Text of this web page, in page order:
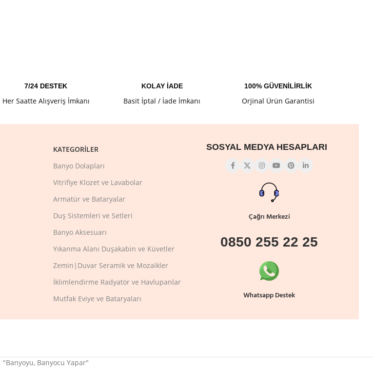
7/24 DESTEK
Her Saatte Alışveriş İmkanı
KOLAY İADE
Basit İptal / İade İmkanı
100% GÜVENİLİRLİK
Orjinal Ürün Garantisi
KATEGORILER
Banyo Dolapları
Vitrifiye Klozet ve Lavabolar
Armatür ve Bataryalar
Duş Sistemleri ve Setleri
Banyo Aksesuarı
Yıkanma Alanı Duşakabin ve Küvetler
Zemin|Duvar Seramik ve Mozaikler
İklimlendirme Radyatör ve Havlupanlar
Mutfak Eviye ve Bataryaları
SOSYAL MEDYA HESAPLARI
Çağrı Merkezi
0850 255 22 25
Whatsapp Destek
"Banyoyu, Banyocu Yapar"